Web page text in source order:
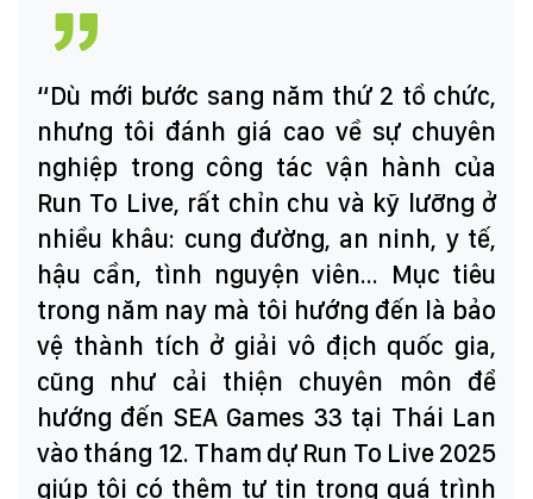
“Dù mới bước sang năm thứ 2 tổ chức,
nhưng tôi đánh giá cao về sự chuyên
nghiệp trong công tác vận hành của
Run To Live, rất chỉn chu và kỹ lưỡng ở
nhiều khâu: cung đường, an ninh, y tế,
hậu cần, tình nguyện viên... Mục tiêu
trong năm nay mà tôi hướng đến là bảo
vệ thành tích ở giải vô địch quốc gia,
cũng như cải thiện chuyên môn để
hướng đến SEA Games 33 tại Thái Lan
vào tháng 12. Tham dự Run To Live 2025
giúp tôi có thêm tự tin trong quá trình